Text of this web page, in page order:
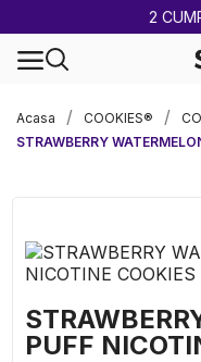
2
Acasa
COOKIES®
STRAWBERRY
PUFF